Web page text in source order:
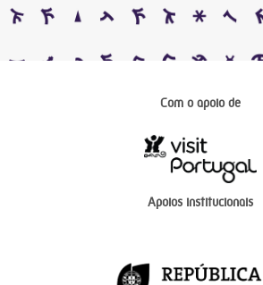
Com o apoio de
Apoios institucionais